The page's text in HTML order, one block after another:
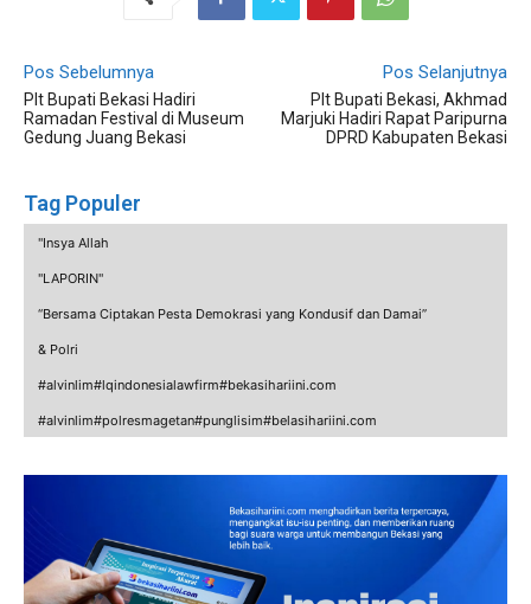
Pos Sebelumnya
Plt Bupati Bekasi Hadiri
Ramadan Festival di Museum
Gedung Juang Bekasi
Pos Selanjutnya
Plt Bupati Bekasi, Akhmad
Marjuki Hadiri Rapat Paripurna
DPRD Kabupaten Bekasi
Tag Populer
"Insya Allah
"LAPORIN"
“Bersama Ciptakan Pesta Demokrasi yang Kondusif dan Damai”
& Polri
#alvinlim#lqindonesialawfirm#bekasihariini.com
#alvinlim#polresmagetan#punglisim#belasihariini.com